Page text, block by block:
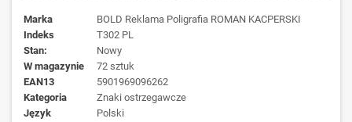
Marka
BOLD Reklama Poligrafia ROMAN KACPERSKI
Indeks
T302 PL
Stan:
Nowy
W magazynie
72 sztuk
EAN13
5901969096262
kategoria
Znaki ostrzegawcze
język
Polski